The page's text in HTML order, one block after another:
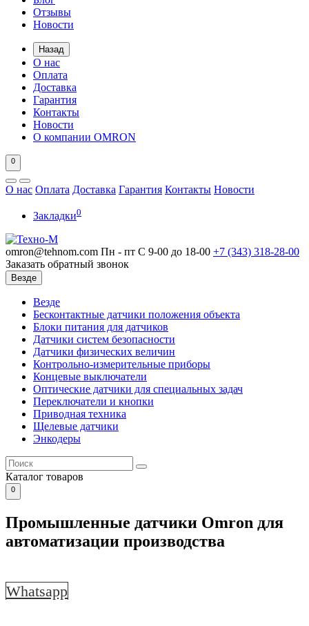
Отзывы
Новости
Назад
О нас
Оплата
Доставка
Гарантия
Контакты
Новости
О компании OMRON
0
О нас Оплата Доставка Гарантия Контакты Новости
Закладки0
omron@tehnom.com Пн - пт С 9-00 до 18-00 +7 (343) 318-28-00
Заказать обратный звонок
Везде
Везде
Бесконтактные датчики положения объекта
Блоки питания для датчиков
Датчики систем безопасности
Датчики физических величин
Контрольно-измерительные приборы
Концевые выключатели
Оптические датчики для специальных задач
Переключатели и кнопки
Приводная техника
Щелевые датчики
Энкодеры
Каталог товаров
0
Промышленные датчики Omron для
автоматизации производства
Whatsapp